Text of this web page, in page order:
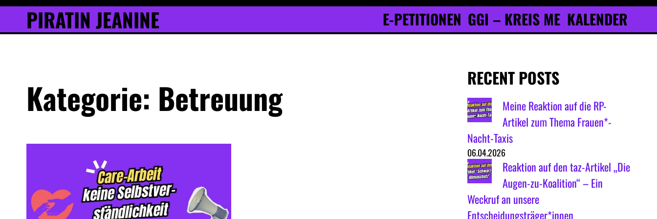
springen
Skip
content
PIRATIN JEANINE E-PETITIONEN GGI – KREIS ME KALENDER
Kategorie: Betreuung RECENT POSTS
Meine Reaktion auf die RP-
Artikel zum Thema Frauen*-
Nacht-Taxis
06.04.2026
Reaktion auf den taz-Artikel „Die
Augen-zu-Koalition“ – Ein
Weckruf an unsere
Entscheidungsträger*innen